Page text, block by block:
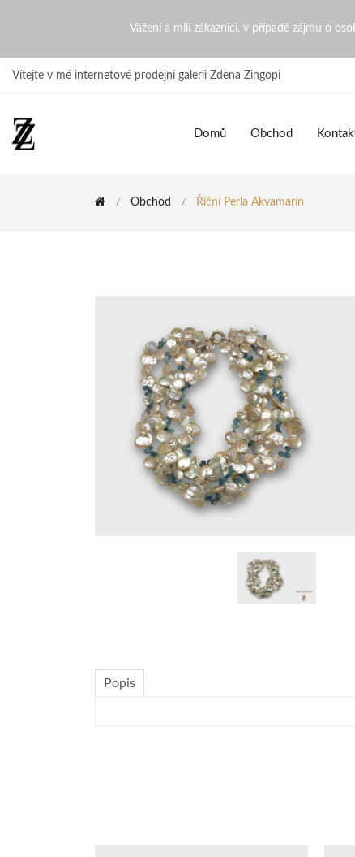
Říční perla akvamarín |
Vážení a milí zákazníci, v případě zájmu o
Vítejte v mé internetové prodejní galerii Zdena Zingopi
Domů Obchod
Obchod Říční Perla Akvamarín
Popis